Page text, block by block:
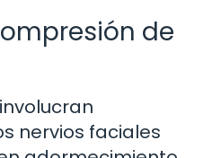
de
nervios faciales